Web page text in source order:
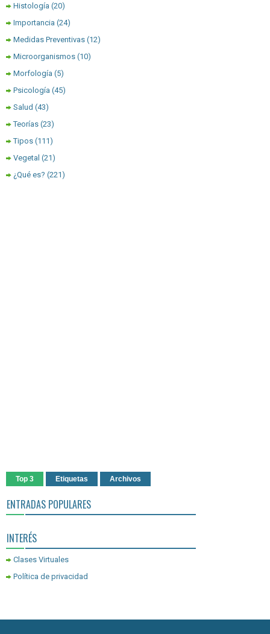
Histología (20)
Importancia (24)
Medidas Preventivas (12)
Microorganismos (10)
Morfología (5)
Psicología (45)
Salud (43)
Teorías (23)
Tipos (111)
Vegetal (21)
¿Qué es? (221)
Top 3 Etiquetas Archivos
ENTRADAS POPULARES
INTERÉS
Clases Virtuales
Política de privacidad